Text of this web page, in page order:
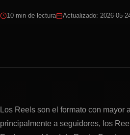
10 min de lectura Actualizado: 2026-05-
Los Reels son el formato con mayor
principalmente a seguidores, los